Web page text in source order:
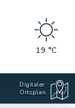
19 °C
Digitaler
Ortsplan